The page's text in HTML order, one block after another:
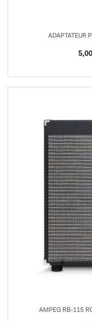
ADAPTATEUR
5,00
AMPEG RB-115